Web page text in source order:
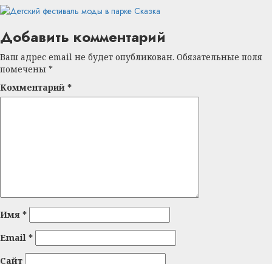
Добавить комментарий
Ваш адрес email не будет опубликован. Обязательные поля
помечены *
Комментарий *
Имя *
Email *
Сайт